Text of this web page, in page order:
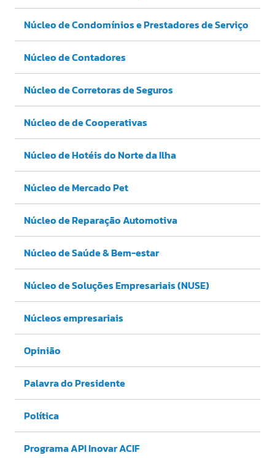
Núcleo de Condomínios e Prestadores de Serviço
Núcleo de Contadores
Núcleo de Corretoras de Seguros
Núcleo de de Cooperativas
Núcleo de Hotéis do Norte da Ilha
Núcleo de Mercado Pet
Núcleo de Reparação Automotiva
Núcleo de Saúde & Bem-estar
Núcleo de Soluções Empresariais (NUSE)
Núcleos empresariais
Opinião
Palavra do Presidente
Política
Programa API Inovar ACIF